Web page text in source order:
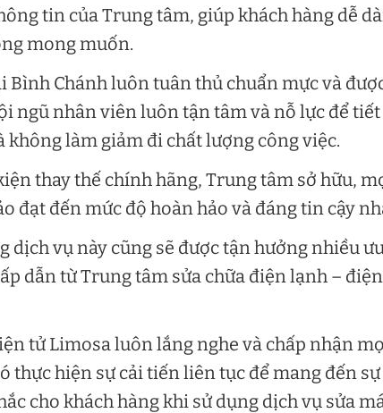
tin của Trung tâm, giúp khách hàng dễ
mong muốn.
Bình Chánh luôn tuân thủ chuẩn mực và
ngũ nhân viên luôn tận tâm và nỗ lực để tiết
làm giảm đi chất lượng công việc.
thay thế chính hãng, Trung tâm sở hữu,
đạt đến mức độ hoàn hảo và đáng tin cậy
dịch vụ này cũng sẽ được tận hưởng nhiều
dẫn từ Trung tâm sửa chữa điện lạnh –
tử Limosa luôn lắng nghe và chấp nhận
thực hiện sự cải tiến liên tục để mang đến
cho khách hàng khi sử dụng dịch vụ sửa